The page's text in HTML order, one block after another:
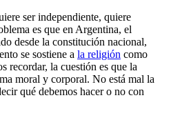
ser independiente, quiere
es que en Argentina, el
desde la constitución nacional,
se sostiene a la religión como
recordar, la cuestión es que la
moral y corporal. No está mal la
qué debemos hacer o no con